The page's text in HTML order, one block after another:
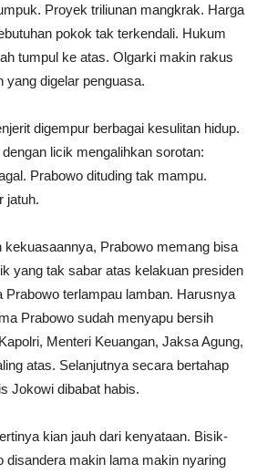
Proyek triliunan mangkrak. Harga
pokok tak terkendali. Hukum
tumpul ke atas. Olgarki makin rakus
yang digelar penguasa.
digempur berbagai kesulitan hidup.
licik mengalihkan sorotan:
Prabowo dituding tak mampu.
jatuh.
kekuasaannya, Prabowo memang bisa
yang tak sabar atas kelakuan presiden
Prabowo terlampau lamban. Harusnya
Prabowo sudah menyapu bersih
Menteri Keuangan, Jaksa Agung,
atas. Selanjutnya secara bertahap
Jokowi dibabat habis.
kian jauh dari kenyataan. Bisik-
disandera makin lama makin nyaring